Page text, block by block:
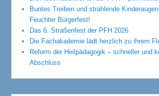
Buntes Treiben und strahlende
Feuchter Bürgerfest!
Das 6. Straßenfest der PFH 2026
Die Fachakademie lädt herzlich zu ihrem
Reform der Heilpädagogik – schneller und
Abschluss